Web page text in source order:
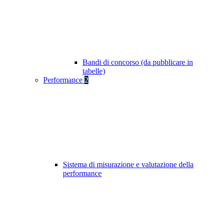
Bandi di concorso (da pubblicare in
tabelle)
Performance 2
Sistema di misurazione e valutazione della
performance